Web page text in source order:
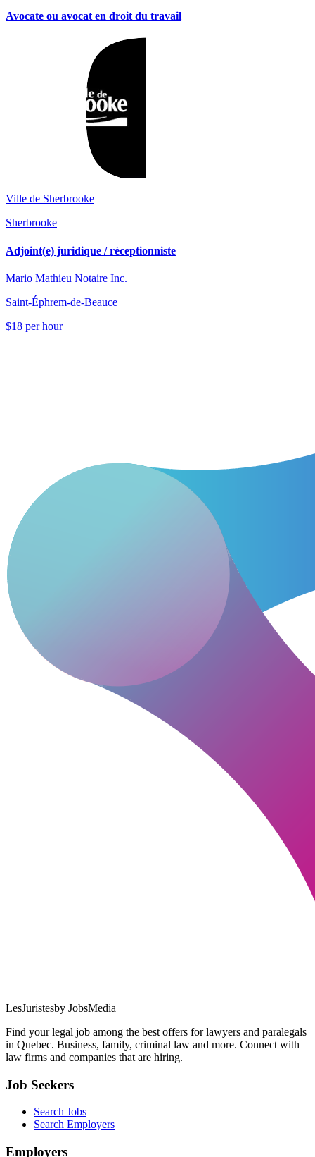
Avocate ou avocat en droit du travail
Ville de Sherbrooke
Sherbrooke
Adjoint(e) juridique / réceptionniste
Mario Mathieu Notaire Inc.
Saint-Éphrem-de-Beauce
$18 per hour
LesJuristesby JobsMedia
Find your legal job among the best offers for lawyers and paralegals
in Quebec. Business, family, criminal law and more. Connect with
law firms and companies that are hiring.
Job Seekers
Search Jobs
Search Employers
Employers